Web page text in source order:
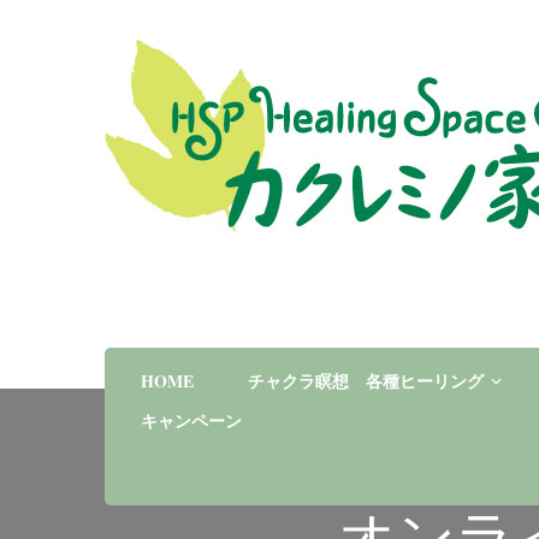
呼
大阪心斎橋 瞑想 呼吸 癒し パワーストーン
HOME
チャクラ瞑想 各種ヒーリング
キャンペーン